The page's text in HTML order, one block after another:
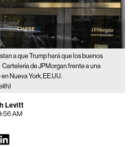
a que Trump hará que los buenos
Cartelería de JPMorgan frente a una
Nueva York, EE.UU.
Levitt
AM